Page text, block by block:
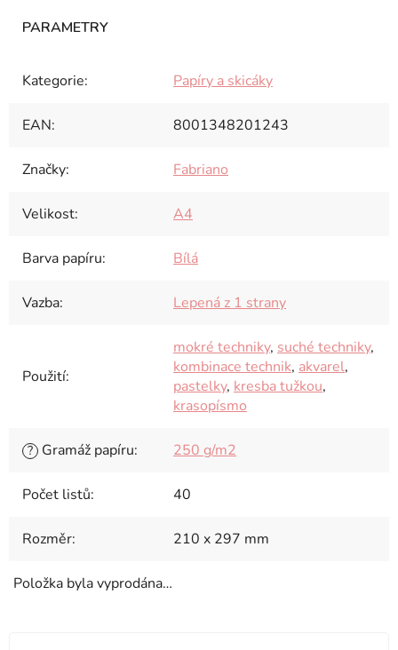
Kategorie: Papíry a skicáky
EAN: 8001348201243
Značky: Fabriano
Velikost: A4
Barva papíru: Bílá
Vazba: Lepená z 1 strany
Použití:
mokré techniky, suché techniky,
kombinace technik, akvarel,
pastelky, kresba tužkou,
krasopísmo
? Gramáž papíru: 250 g/m2
Počet listů: 40
Rozměr: 210 x 297 mm
Položka byla vyprodána…